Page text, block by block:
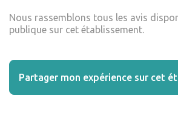
Nous rassemblons tous les avis
publique sur cet établissement.
Partager mon expérience sur cet